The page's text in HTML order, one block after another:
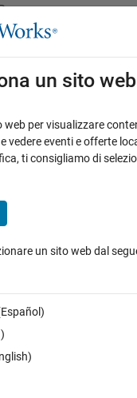
un sito web
web per visualizzare
vedere eventi e offerte
ti consigliamo di
un sito web dal